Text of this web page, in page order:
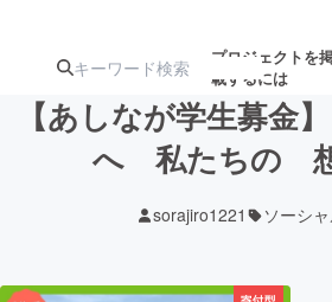
プロジェクトを
載するには
ターン
ジェクト
ロジ
【あしなが学生募金
へ 私たちの
sorajiro1221 ソーシ